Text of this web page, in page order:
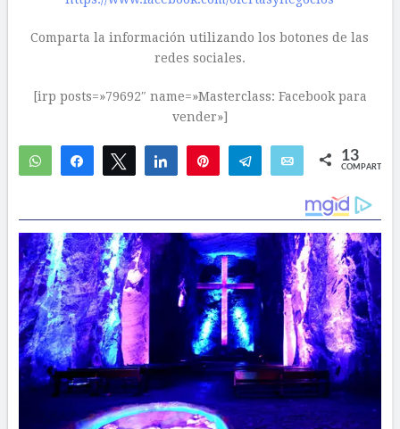
Comparta la información utilizando los botones de las
redes sociales.
[irp posts=»79692″ name=»Masterclass: Facebook para
vender»]
WhatsAppCompartirTwittear Compartir Telegram Email 13
COMPARTIR